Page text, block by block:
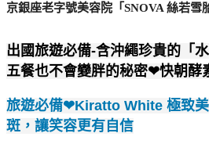
京銀座老字號美容院「SNOVA 絲若
出國旅遊必備-含沖繩珍貴的「
五餐也不會變胖的秘密❤快朝酵
旅遊必備❤Kiratto White 極致
斑，讓笑容更有自信